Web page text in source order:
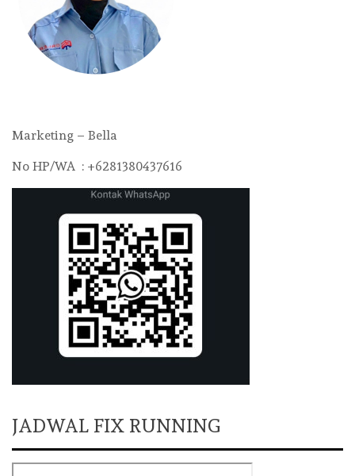
Marketing – Bella
No HP/WA : +6281380437616
JADWAL FIX RUNNING